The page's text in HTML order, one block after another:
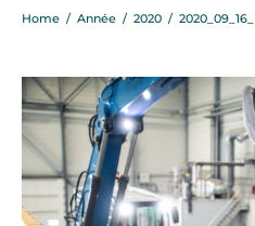
Home / Année / 2020 /